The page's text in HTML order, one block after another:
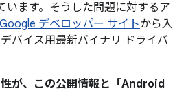
います。そうした問題に対するア
Google デベロッパー サイトから入
バイス用最新バイナリ ドライバ
が、この公開情報と「Android